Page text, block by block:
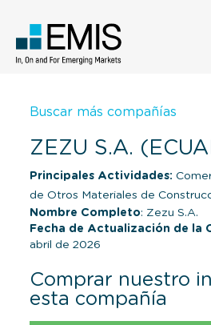
Buscar más compañías
ZEZU S.A.
Principales Actividades:
de Otros Materiales de
Nombre Completo: Zezu S.A.
Fecha de Actualización de la
abril de 2026
Comprar nuestro
esta compañía